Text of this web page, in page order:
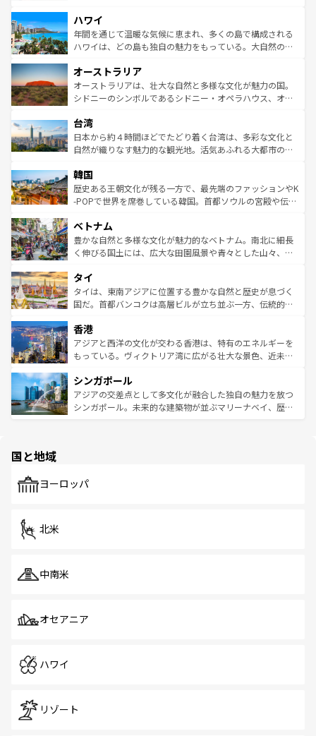
ば市内交通費無料で観光を楽しむこともできる。 なお、新
着のスイス情報はコンテンツ一覧 を参照してほしい。
のような巨大都市は、観光、ショッピング、エンターテイ
ンメントが詰まった刺激的なスポットだ。一方、アメリカ
西部には大自然が広がり、グランドキャニオンやイエロー
部のニューオーリンズでは、音楽と美食が融合した独特の
文化が魅力。旅行者はアメリカの各地域で異なる魅力を楽
しみながら、その多様性と豊かな歴史を感じることができ
ならではの贅沢な旅のスタイルだ。 なお、新着のアメリカ
情報はコンテンツ一覧を参照してほしい。
ハワイ
年間を通じて温暖な気候に恵まれ、多くの島で構成される
ハワイは、どの島も独自の魅力をもっている。大自然の神
ワイ島は見逃せない。また、定番の観光地といえばオアフ
島だが、静かな自然を求めるならマウイ島やカウアイ島が
おすすめ。エメラルドグリーンに輝く海をはじめ、豊かな
れるおもてなしの心で訪れる人々を迎えてくれるハワイの
人々、おいしいローカルフードやハワイアンミュージッ
ク、伝統的なフラダンスなど、すべてがハワイの魅力を彩
ワイを、存分に味わってほしい。 なお、新着のハワイ情報
はコンテンツ一覧を参照してほしい。
オーストラリア
オーストラリアは、壮大な自然と多様な文化が魅力の国。
シドニーのシンボルであるシドニー・オペラハウス、オー
リアリーフや大陸中央部にそびえるウルル（エアーズロッ
ク）、タスマニアの美しい原生林やケアンズの熱帯雨林な
ど、見どころがたくさん。また、カフェやワイン、オージ
いる。アクティビティも充実しており、サーフィンやダイ
ビング、ハイキングなど、アウトドア好きにはたまらな
い。オーストラリアの多彩な魅力を存分に味わいつくそ
参照してほしい。
台湾
日本から約４時間ほどでたどり着く台湾は、多彩な文化と
自然が織りなす魅力的な観光地。活気あふれる大都市の台
ン）、静ひつな山岳地帯である台湾東部など、都市の喧騒
と山間の静けさが共存しており、訪れる人に新しい発見と
驚きをもたらしてくれる。また、奥深い台湾の食文化も魅
容にもいいと評判のスイーツなど、バラエティ豊かな料理
が味わえる。 なお、新着の台湾情報は コンテンツ一覧を参
照してほしい。
韓国
歴史ある王朝文化が残る一方で、最先端のファッションやK
-POPで世界を席巻している韓国。首都ソウルの宮殿や伝統
き、地方に足を延ばせば四季折々の自然美を楽しむことが
できる。そして、キムチや焼肉、絶品のストリートフード
まで、さまざまな韓国料理が待っている。夜には、韓国な
リティに包まれながら、韓国の多彩な魅力を心ゆくまで味
わってみてほしい。 なお、新着の韓国情報はコンテンツ一
覧を参照してほしい。
ベトナム
豊かな自然と多様な文化が魅力的なベトナム。南北に細長
く伸びる国土には、広大な田園風景や青々とした山々、世
急速な発展と共に伝統が息づく。ハノイの古い町並みやホ
ーチミン市のフランス統治時代の建物も、独特の雰囲気を
醸し出している。また、バラエティの豊かさとおいしさで
とつ。フォーやバインミー、ベトナムコーヒーなどは、ぜ
ひ現地で味わいたい。どの地域を訪れてもあたたかい人々
が旅行者を迎えてくれるので、きっと忘れられない旅にな
参照してほしい。
タイ
タイは、東南アジアに位置する豊かな自然と歴史が息づく
国だ。首都バンコクは高層ビルが立ち並ぶ一方、伝統的な
の活気が交差している。北部ではチェンマイなどの山岳地
帯で自然と触れ合い、南部ではプーケットやクラビの美し
いビーチでリゾート気分を楽しむことができる。タイ料理
激する。気候は一年中温暖で、どの季節にも異なる楽しみ
が待っている。親しみやすいタイの人々、仏教を中心とし
た文化、そして多様な観光資源が、訪れる旅人を魅了し続
香港
アジアと西洋の文化が交わる香港は、特有のエネルギーを
もっている。ヴィクトリア湾に広がる壮大な景色、近未来
み、どこを訪れても感動するはず。観光スポットが密集し
ており、効率よく見どころを回れるのも魅力。息をのむよ
うな絶景から文化的な体験まで、香港を存分に楽しみ尽く
シンガポール
アジアの交差点として多文化が融合した独自の魅力を放つ
シンガポール。未来的な建築物が並ぶマリーナベイ、歴史
で、ホーカーズは地元の風情を楽しめる外せないスポット
国と地域
ヨーロッパ
北米
中南米
オセアニア
ハワイ
リゾート